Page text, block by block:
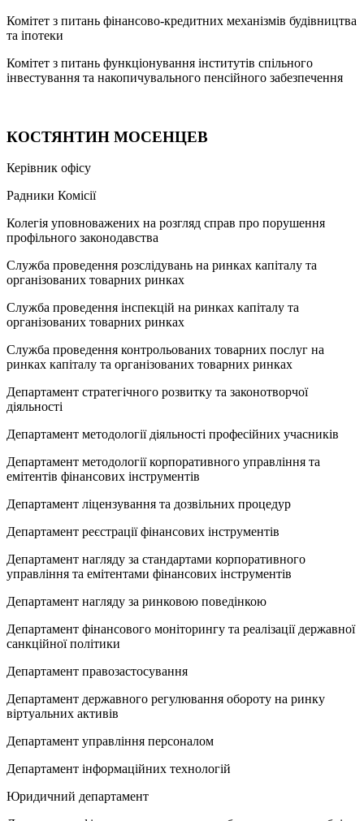
Комітет з питань фінансово-кредитних механізмів будівництва
та іпотеки
Комітет з питань функціонування інститутів спільного
інвестування та накопичувального пенсійного забезпечення
КОСТЯНТИН МОСЕНЦЕВ
Керівник офісу
Радники Комісії
Колегія уповноважених на розгляд справ про порушення
профільного законодавства
Служба проведення розслідувань на ринках капіталу та
організованих товарних ринках
Служба проведення інспекцій на ринках капіталу та
організованих товарних ринках
Служба проведення контрольованих товарних послуг на
ринках капіталу та організованих товарних ринках
Департамент стратегічного розвитку та законотворчої
діяльності
Департамент методології діяльності професійних учасників
Департамент методології корпоративного управління та
емітентів фінансових інструментів
Департамент ліцензування та дозвільних процедур
Департамент реєстрації фінансових інструментів
Департамент нагляду за стандартами корпоративного
управління та емітентами фінансових інструментів
Департамент нагляду за ринковою поведінкою
Департамент фінансового моніторингу та реалізації державної
санкційної політики
Департамент правозастосування
Департамент державного регулювання обороту на ринку
віртуальних активів
Департамент управління персоналом
Департамент інформаційних технологій
Юридичний департамент